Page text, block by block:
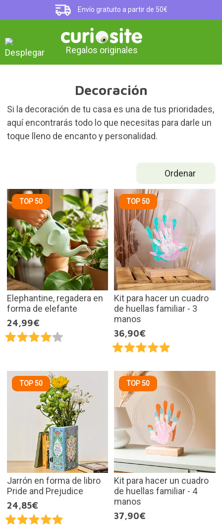
Envío gratuito a partir de 50€
Regalos originales
Decoración
Si la decoración de tu casa es una de tus prioridades,
aquí encontrarás todo lo que necesitas para darle un
toque lleno de encanto y personalidad.
Ordenar
TOP 50
Elephantine, regadera en
forma de elefante
24,99€
TOP 50
Kit para hacer un cuadro
de huellas familiar - 3
manos
36,90€
TOP 50
Jarrón en forma de libro
Pride and Prejudice
24,85€
TOP 50
Kit para hacer un cuadro
de huellas familiar - 4
manos
37,90€